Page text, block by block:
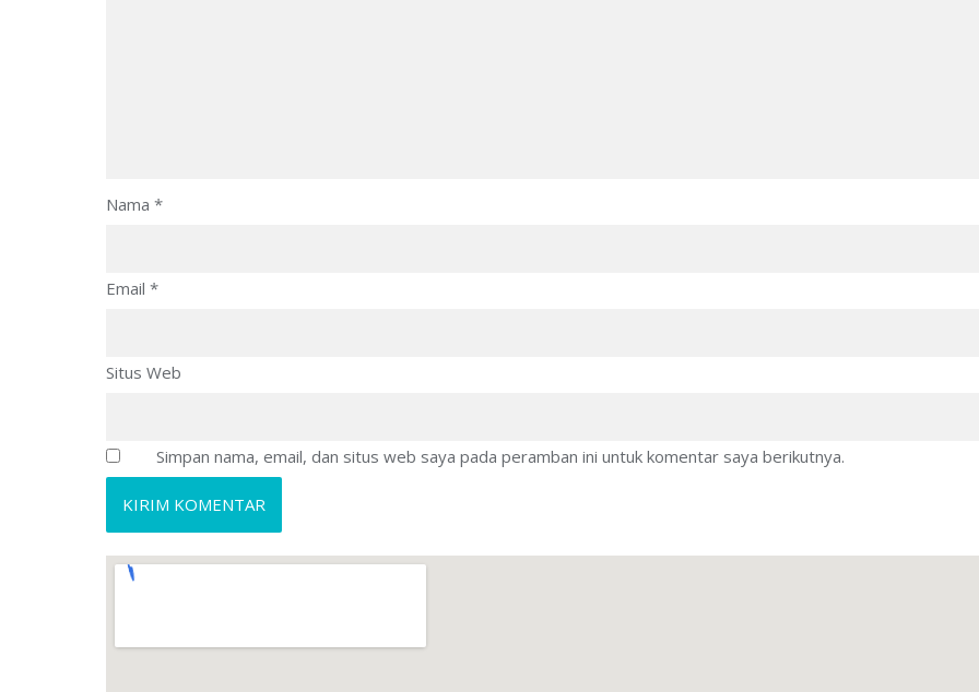
Nama *
Email *
Situs Web
Simpan nama, email, dan situs web saya pada peramban ini untuk komentar saya berikutnya.